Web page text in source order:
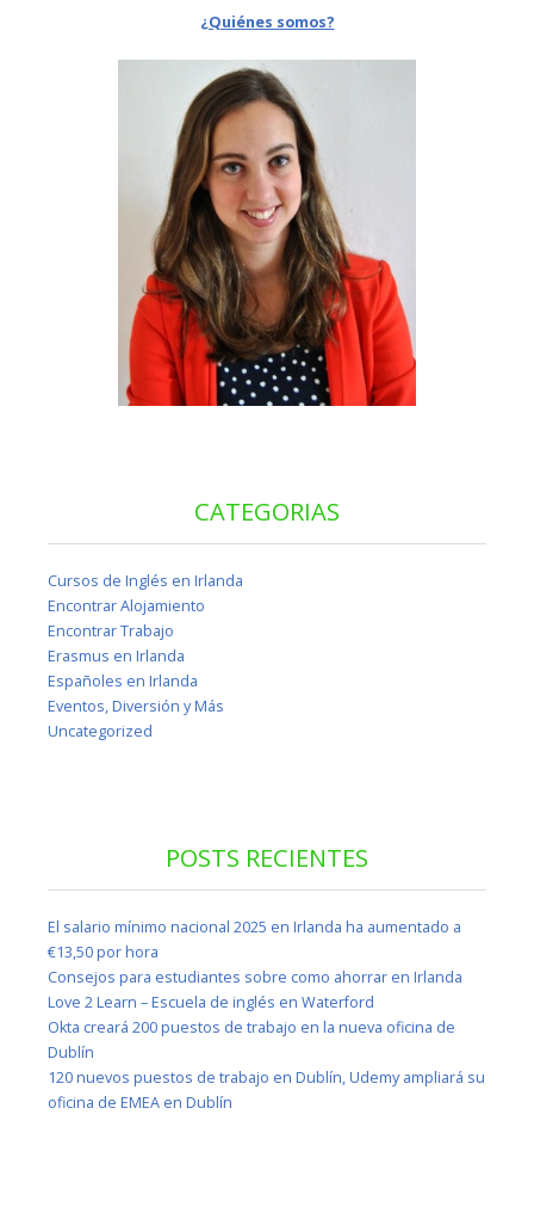
¿Quiénes somos?
CATEGORIAS
Cursos de Inglés en Irlanda
Encontrar Alojamiento
Encontrar Trabajo
Erasmus en Irlanda
Españoles en Irlanda
Eventos, Diversión y Más
Uncategorized
POSTS RECIENTES
El salario mínimo nacional 2025 en Irlanda ha aumentado a
€13,50 por hora
Consejos para estudiantes sobre como ahorrar en Irlanda
Love 2 Learn – Escuela de inglés en Waterford
Okta creará 200 puestos de trabajo en la nueva oficina de
Dublín
120 nuevos puestos de trabajo en Dublín, Udemy ampliará su
oficina de EMEA en Dublín